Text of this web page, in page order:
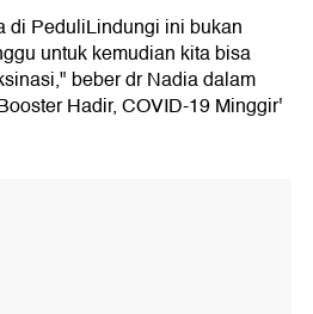
di PeduliLindungi ini bukan
untuk kemudian kita bisa
beber dr Nadia dalam
Hadir, COVID-19 Minggir'